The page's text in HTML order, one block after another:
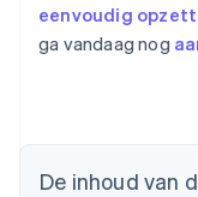
eenvoudig
ga vandaag nog
De inhoud van
Australië
English
Bulgarije